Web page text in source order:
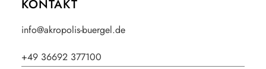
KONTAKT
info@akropolis-buergel.de
+49 36692 377100